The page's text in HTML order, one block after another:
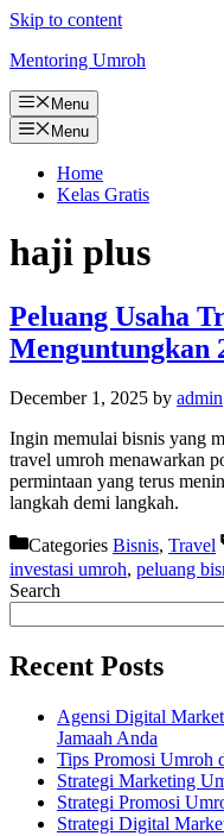
Skip to content
Mentoring Umroh
Menu
Menu
Home
Kelas Gratis
haji plus
Peluang Usaha
Menguntungkan
December 1, 2025 by admin
Ingin memulai bisnis yang
travel umroh menawarkan
permintaan yang terus
langkah demi langkah.
Categories Bisnis, Travel
investasi umroh, peluang
Search
Recent Posts
Agensi Digital
Jamaah Anda
Tips Promosi Umroh
Strategi Marketing
Strategi Promosi
Strategi Digital